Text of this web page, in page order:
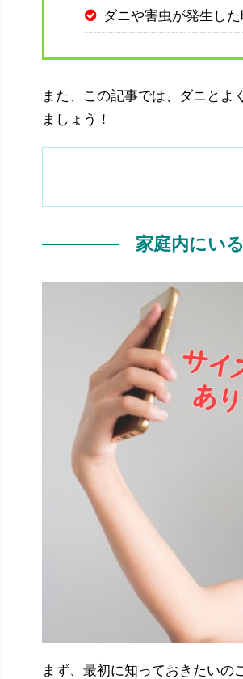
ダニや害虫が発生し
また、この記事では、ダニとよ
ましょう！
家庭内にい
まず、最初に知っておきたいの